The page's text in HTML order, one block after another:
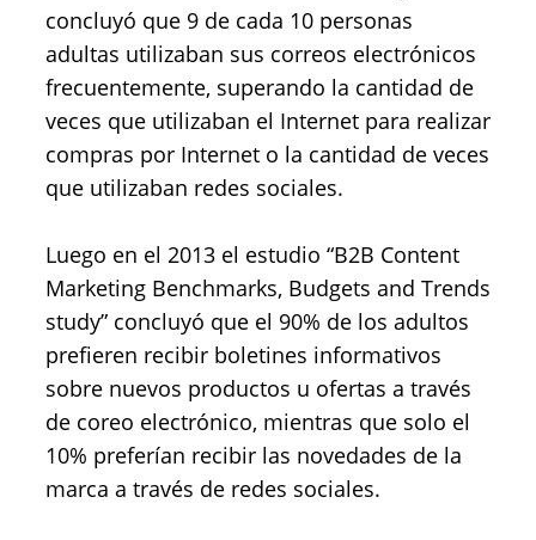
concluyó que 9 de cada 10 personas
adultas utilizaban sus correos electrónicos
frecuentemente, superando la cantidad de
veces que utilizaban el Internet para realizar
compras por Internet o la cantidad de veces
que utilizaban redes sociales.
Luego en el 2013 el estudio “B2B Content
Marketing Benchmarks, Budgets and Trends
study” concluyó que el 90% de los adultos
prefieren recibir boletines informativos
sobre nuevos productos u ofertas a través
de coreo electrónico, mientras que solo el
10% preferían recibir las novedades de la
marca a través de redes sociales.